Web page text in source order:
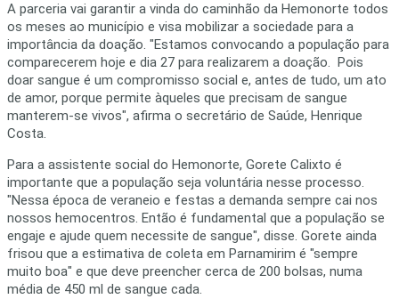
A parceria vai garantir a vinda do caminhão da Hemonorte todos
os meses ao município e visa mobilizar a sociedade para a
importância da doação. "Estamos convocando a população para
comparecerem hoje e dia 27 para realizarem a doação. Pois
doar sangue é um compromisso social e, antes de tudo, um ato
de amor, porque permite àqueles que precisam de sangue
manterem-se vivos", afirma o secretário de Saúde, Henrique
Costa.
Para a assistente social do Hemonorte, Gorete Calixto é
importante que a população seja voluntária nesse processo.
"Nessa época de veraneio e festas a demanda sempre cai nos
nossos hemocentros. Então é fundamental que a população se
engaje e ajude quem necessite de sangue", disse. Gorete ainda
frisou que a estimativa de coleta em Parnamirim é "sempre
muito boa" e que deve preencher cerca de 200 bolsas, numa
média de 450 ml de sangue cada.